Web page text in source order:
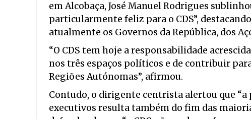
em Alcobaça, José Manuel Rodrigues
particularmente feliz para o CDS”,
atualmente os Governos da República, dos
“O CDS tem hoje a responsabilidade
nos três espaços políticos e de contribuir
Regiões Autónomas”, afirmou.
Contudo, o dirigente centrista alertou que “a
executivos resulta também do fim das